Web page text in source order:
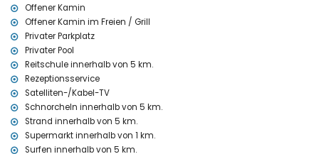
Internet (WiFi)
Staubsauger und Bügeleisen mit Bügelbrett
Bettwäsche und Handtücher
Empfangsservice und 24-Stunden-Notdienst
Tischtennis
Fußbodenheizung und Klimaanlage
Einrichtungen und Dienstleistungen gegen Aufpreis
Unterhaltung und Freizeitaktivitäten für Ihren Urlaub in Jávea,
Costa Blanca
Offener Kamin
Offener Kamin im Freien / Grill
Privater Parkplatz
Privater Pool
Reitschule innerhalb von 5 km.
Rezeptionsservice
Satelliten-/Kabel-TV
Schnorcheln innerhalb von 5 km.
Strand innerhalb von 5 km.
Supermarkt innerhalb von 1 km.
Surfen innerhalb von 5 km.